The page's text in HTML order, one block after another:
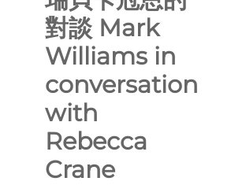
對談 Mark
Williams in
conversation
with
Rebecca
Crane